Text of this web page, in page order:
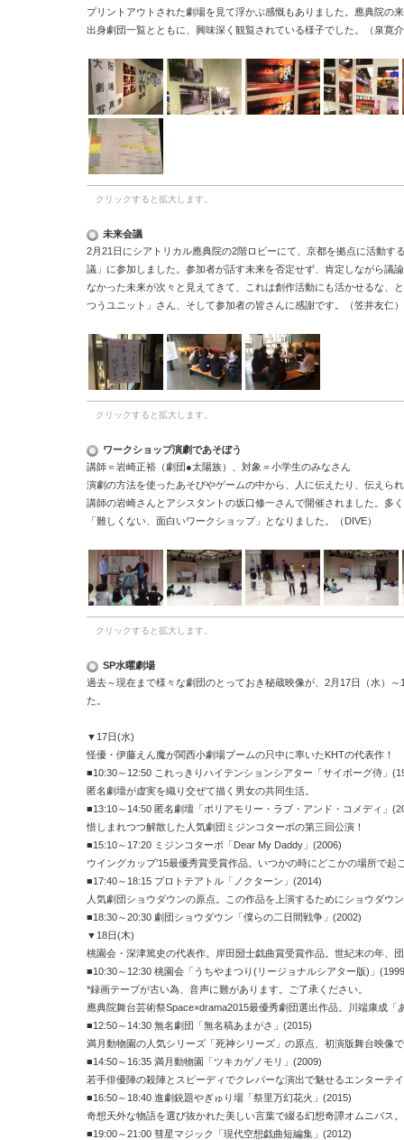
プリントアウトされた劇場を見て浮かぶ感慨もありました。應典院の
出身劇団一覧とともに、興味深く観覧されている様子でした。（泉寛
クリックすると拡大します。
未来会議
2月21日にシアトリカル應典院の2階ロビーにて、京都を拠点に活動す
議」に参加しました。参加者が話す未来を否定せず、肯定しながら議
なかった未来が次々と見えてきて、これは創作活動にも活かせるな、
つうユニット」さん、そして参加者の皆さんに感謝です。（笠井友仁）
クリックすると拡大します。
ワークショップ演劇であそぼう
講師＝岩崎正裕（劇団●太陽族）、対象＝小学生のみなさん
演劇の方法を使ったあそびやゲームの中から、人に伝えたり、伝えら
講師の岩崎さんとアシスタントの坂口修一さんで開催されました。多
「難しくない、面白いワークショップ」となりました。（ DIVE）
クリックすると拡大します。
SP水曜劇場
過去～現在まで様々な劇団のとっておき秘蔵映像が、 2月 17日（水）～
た。
▼ 17日(水)
怪優・伊藤えん魔が関西小劇場ブームの只中に率いたKHTの代表作！
■10:30～ 12:50 これっきりハイテンションシアター「サイボーグ侍」
匿名劇壇が虚実を織り交ぜて描く男女の共同生活。
■13:10～ 14:50 匿名劇壇「ポリアモリー・ラブ・アンド・コメディ」
惜しまれつつ解散した人気劇団ミジンコターボの第三回公演！
■15:10～ 17:20 ミジンコターボ「Dear My Daddy」 (2006)
ウイングカップ’15最優秀賞受賞作品。いつかの時にどこかの場所で起
■17:40～ 18:15 プロトテアトル「ノクターン」 (2014)
人気劇団ショウダウンの原点。この作品を上演するためにショウダウ
■18:30～20:30 劇団ショウダウン「僕らの二日間戦争」 (2002)
▼ 18日(木)
桃園会・深津篤史の代表作。岸田圀士戯曲賞受賞作品。世紀末の年、
■10:30～ 12:30 桃園会「うちやまつり(リージョナルシアター版) 」
*録画テープが古い為、音声に難があります。ご了承ください。
應典院舞台芸術祭Space×drama2015最優秀劇団選出作品。川端康成「
■12:50～ 14:30 無名劇団「無名稿あまがさ」 (2015)
満月動物園の人気シリーズ「死神シリーズ」の原点、初演版舞台映像
■14:50～ 16:35 満月動物園「ツキカゲノモリ」 (2009)
若手俳優陣の殺陣とスピーディでクレバーな演出で魅せるエンターテ
■16:50～ 18:40 進劇銃題やぎゅり場「祭里万幻花火」 (2015)
奇想天外な物語を選び抜かれた美しい言葉で綴る幻想奇譚オムニバス。
■19:00～21:00 彗星マジック「現代空想戯曲短編集」 (2012)